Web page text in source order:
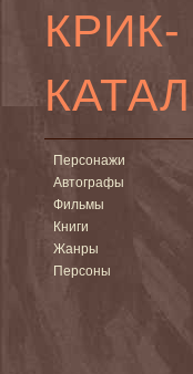
КРИК-
Персонажи
Автографы
Фильмы
Книги
Жанры
Персоны